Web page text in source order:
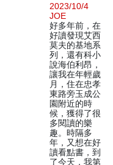
2023/10/4
JOE
好多年前，在
好讀發現艾西
莫夫的基地系
列，還有科小
說海伯利昂，
讓我在年輕歲
月，住在忠孝
東路旁玉成公
園附近的時
候，獲得了很
多閱讀的樂
趣。時隔多
年，又想在好
讀看點書，到
了今天，我第